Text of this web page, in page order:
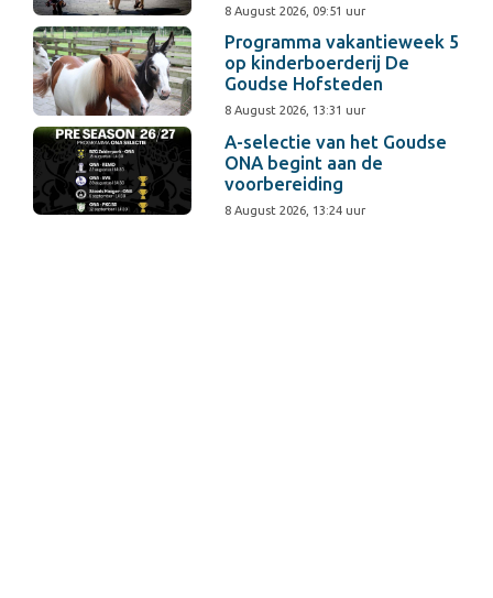
8 August 2026, 09:51 uur
Programma vakantieweek 5
op kinderboerderij De
Goudse Hofsteden
8 August 2026, 13:31 uur
A-selectie van het Goudse
ONA begint aan de
voorbereiding
8 August 2026, 13:24 uur